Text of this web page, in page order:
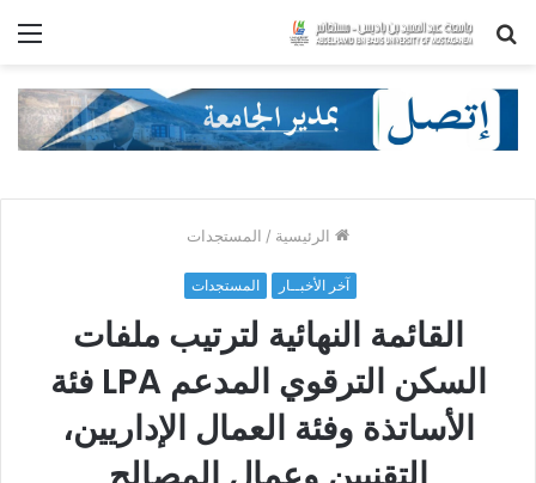
بحث
الرئيسية / المستجدات
آخر الأخبــار المستجدات
القائمة النهائية لترتيب ملفات
السكن الترقوي المدعم LPA فئة
الأساتذة وفئة العمال الإداريين،